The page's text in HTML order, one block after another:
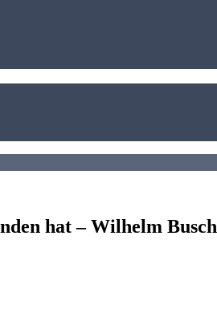
hat – Wilhelm Busch